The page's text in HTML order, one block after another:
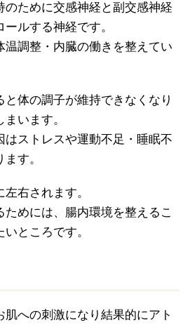
のために交感神経と副交感神経
ルする神経です。
温調整・内臓の働きを整えてい
と体の調子が維持できなくなり
います。
はストレスや運動不足・睡眠不
す。
右されます。
ためには、腸内環境を整えるこ
ところです。
への刺激になり結果的にアト